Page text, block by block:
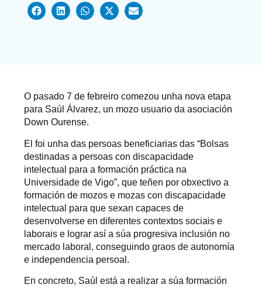
O pasado 7 de febreiro comezou unha nova etapa
para Saúl Álvarez, un mozo usuario da asociación
Down Ourense.
El foi unha das persoas beneficiarias das “Bolsas
destinadas a persoas con discapacidade
intelectual para a formación práctica na
Universidade de Vigo”, que teñen por obxectivo a
formación de mozos e mozas con discapacidade
intelectual para que sexan capaces de
desenvolverse en diferentes contextos sociais e
laborais e lograr así a súa progresiva inclusión no
mercado laboral, conseguindo graos de autonomía
e independencia persoal.
En concreto, Saúl está a realizar a súa formación